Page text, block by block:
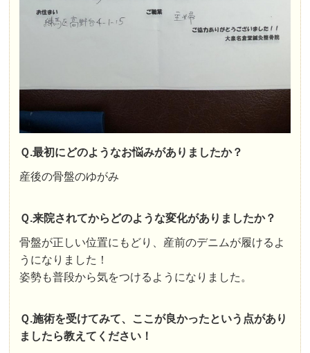
Ｑ.最初にどのようなお悩みがありましたか？
産後の骨盤のゆがみ
Ｑ.来院されてからどのような変化がありましたか？
骨盤が正しい位置にもどり、産前のデニムが履けるよ
うになりました！
姿勢も普段から気をつけるようになりました。
Ｑ.施術を受けてみて、ここが良かったという点があり
ましたら教えてください！